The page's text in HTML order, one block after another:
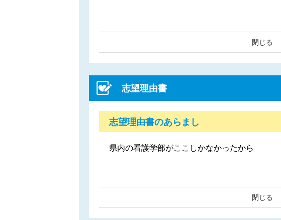
閉じる
志望理由書
志望理由書のあらまし
県内の看護学部がここしかなかったから
閉じる